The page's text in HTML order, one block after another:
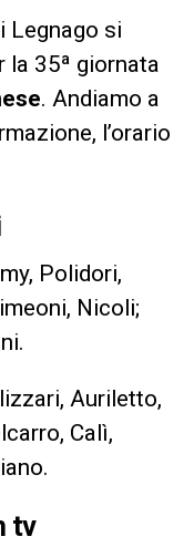
Legnago si
la 35ª giornata
. Andiamo a
l’orario
Polidori,
Nicoli;
Auriletto,
Calì,
tv